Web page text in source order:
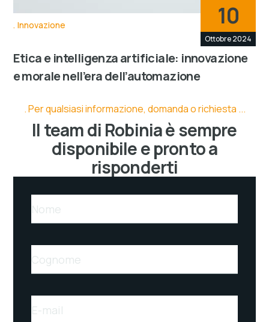
Innovazione 10
Ottobre 2024
Etica e intelligenza artificiale: innovazione
e morale nell’era dell’automazione
Per qualsiasi informazione, domanda o richiesta ...
Il team di Robinia è sempre
disponibile e pronto a
risponderti
Nome
Cognome
E-mail